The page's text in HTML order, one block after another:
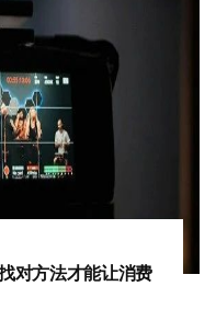
对方法才能让消费